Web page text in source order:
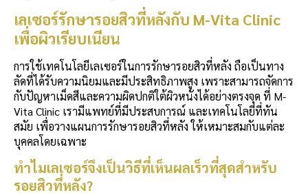
เลเซอร์รักษารอยสิวที่หลังกับ M-Vita Clinic
เพื่อผิวเรียบเนียน
การใช้เทคโนโลยีเลเซอร์ในการรักษารอยสิวที่หลัง ถือเป็นทาง
ลัดที่ได้รับความนิยมและมีประสิทธิภาพสูง เพราะสามารถจัดการ
กับปัญหาเม็ดสีและความผิดปกติใต้ผิวหนังได้อย่างตรงจุด ที่ M-
Vita Clinic เรามีแพทย์ที่มีประสบการณ์ และเทคโนโลยีที่ทัน
สมัย เพื่อวางแผนการรักษารอยสิวที่หลัง ให้เหมาะสมกับแต่ละ
บุคคลโดยเฉพาะ
ทำไมเลเซอร์จึงเป็นวิธีที่เห็นผลเร็วที่สุดสำหรับ
รอยสิวที่หลัง?